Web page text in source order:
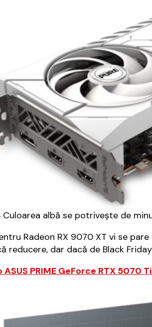
Culoarea albă se potrivește de
Radeon RX 9070 XT vi se
reducere, dar dacă de Black
PRIME GeForce RTX 5070